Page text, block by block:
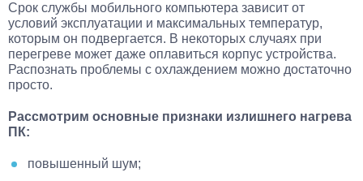
Срок службы мобильного компьютера зависит от
условий эксплуатации и максимальных температур,
которым он подвергается. В некоторых случаях при
перегреве может даже оплавиться корпус устройства.
Распознать проблемы с охлаждением можно достаточно
просто.
Рассмотрим основные признаки излишнего нагрева
ПК:
повышенный шум;